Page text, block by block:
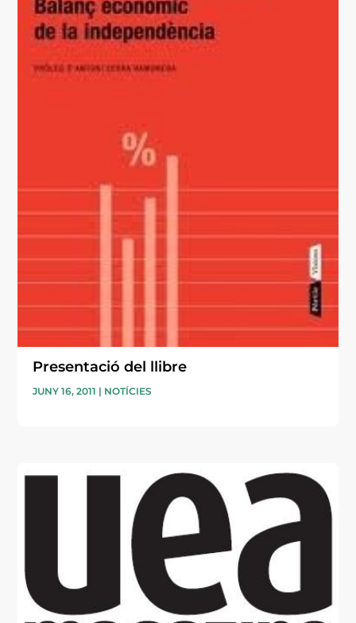
Presentació del llibre
JUNY 16, 2011 | NOTÍCIES